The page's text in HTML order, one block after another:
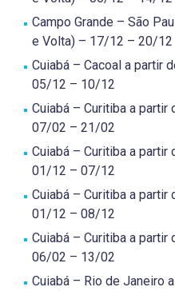
Campo Grande – São
e Volta) – 17/12 – 20/12
Cuiabá – Cacoal a partir
05/12 – 10/12
Cuiabá – Curitiba a partir
07/02 – 21/02
Cuiabá – Curitiba a partir
01/12 – 07/12
Cuiabá – Curitiba a partir
01/12 – 08/12
Cuiabá – Curitiba a partir
06/02 – 13/02
Cuiabá – Rio de Janeiro